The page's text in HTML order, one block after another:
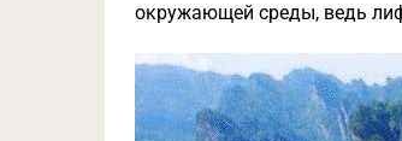
окружающей среды, ведь